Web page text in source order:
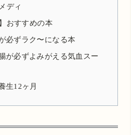
ディ
おすすめの本
必ずラク〜になる本
が必ずよみがえる気血スー
生12ヶ月